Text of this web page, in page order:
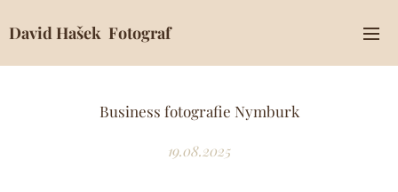
David Hašek Fotograf
Business fotografie Nymburk
19.08.2025